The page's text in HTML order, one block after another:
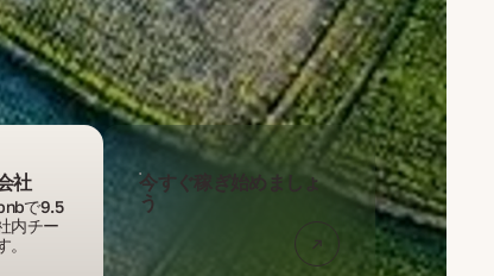
社
で9.5
内チー
今すぐ稼ぎ始めましょ
う